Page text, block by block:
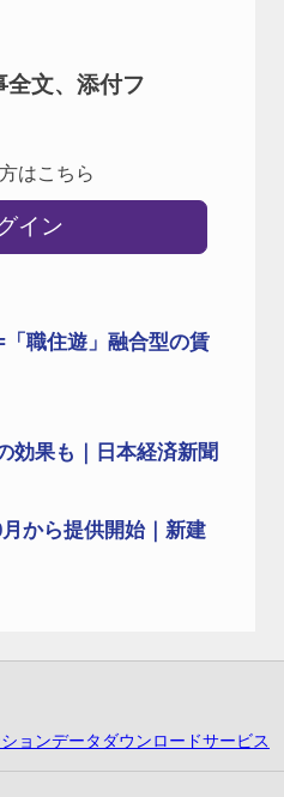
文、添付フ
はこちら
イン
「職住遊」融合型の賃
効果も｜日本経済新聞
から提供開始｜新建
ョンデータダウンロードサービス